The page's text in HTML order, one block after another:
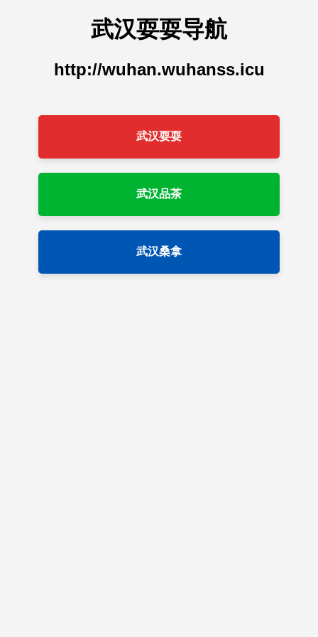
武汉耍耍导航
http://wuhan.wuhanss.icu
武汉耍耍
武汉品茶
武汉桑拿